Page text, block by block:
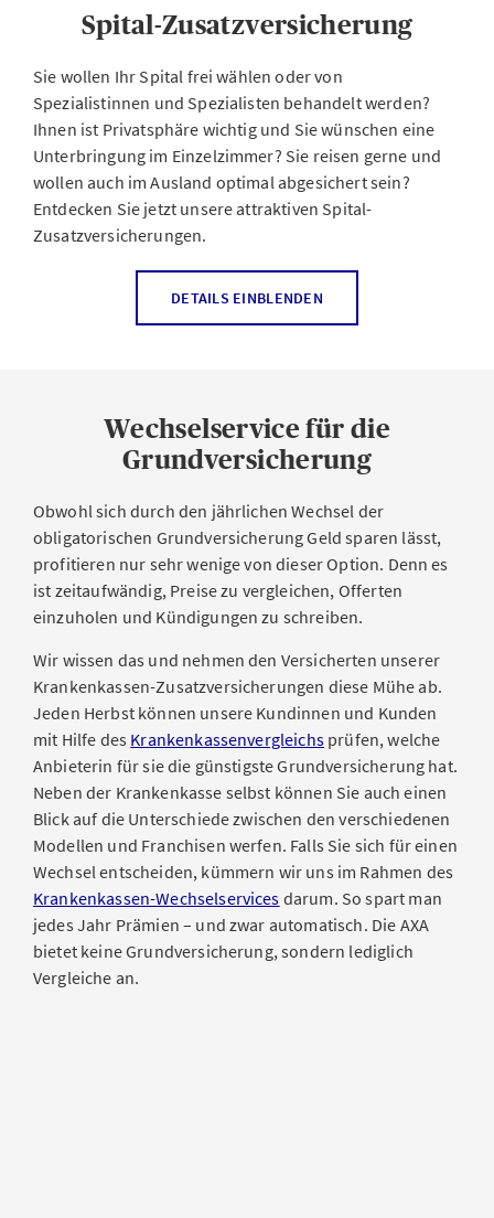
Spital-Zusatzversicherung
Sie wollen Ihr Spital frei wählen oder von
Spezialistinnen und Spezialisten behandelt werden?
Ihnen ist Privatsphäre wichtig und Sie wünschen eine
Unterbringung im Einzelzimmer? Sie reisen gerne und
wollen auch im Ausland optimal abgesichert sein?
Entdecken Sie jetzt unsere attraktiven Spital-
Zusatzversicherungen.
DETAILS EINBLENDEN
Wechselservice für die
Grundversicherung
Obwohl sich durch den jährlichen Wechsel der
obligatorischen Grundversicherung Geld sparen lässt,
profitieren nur sehr wenige von dieser Option. Denn es
ist zeitaufwändig, Preise zu vergleichen, Offerten
einzuholen und Kündigungen zu schreiben.
Wir wissen das und nehmen den Versicherten unserer
Krankenkassen-Zusatzversicherungen diese Mühe ab.
Jeden Herbst können unsere Kundinnen und Kunden
mit Hilfe des Krankenkassenvergleichsprüfen, welche
Anbieterin für sie die günstigste Grundversicherung hat.
Neben der Krankenkasse selbst können Sie auch einen
Blick auf die Unterschiede zwischen den verschiedenen
Modellen und Franchisen werfen. Falls Sie sich für einen
Wechsel entscheiden, kümmern wir uns im Rahmen des
Krankenkassen-Wechselservices darum. So spart man
jedes Jahr Prämien – und zwar automatisch. Die AXA
bietet keine Grundversicherung, sondern lediglich
Vergleiche an.